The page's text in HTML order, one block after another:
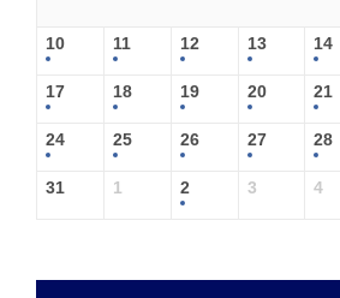
10 11 12 13 14
17 18 19 20 21
24 25 26 27 28
31 1 2 3 4